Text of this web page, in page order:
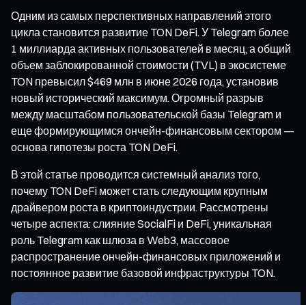
Одним из самых перспективных направлений этого
цикла становится развитие TON DeFi. У Telegram более
1 миллиарда активных пользователей в месяц, а общий
объем заблокированной стоимости (TVL) в экосистеме
TON превысил $469 млн в июне 2026 года, установив
новый исторический максимум. Огромный разрыв
между масштабом пользовательской базы Telegram и
еще формирующимся ончейн-финансовым сектором —
основа гипотезы роста TON DeFi.
В этой статье проводится системный анализ того,
почему TON DeFi может стать следующим крупным
драйвером роста в криптоиндустрии. Рассмотрены
четыре аспекта: слияние SocialFi и DeFi, уникальная
роль Telegram как шлюза в Web3, массовое
распространение ончейн-финансовых приложений и
постоянное развитие базовой инфраструктуры TON.